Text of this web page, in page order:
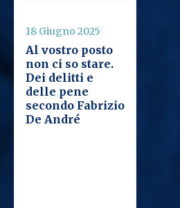
18 Giugno 2025
Al vostro posto
non ci so stare.
Dei delitti e
delle pene
secondo Fabrizio
De André